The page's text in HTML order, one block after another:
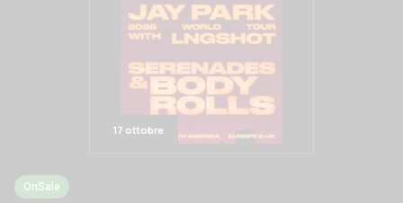
17 ottobre
OnSale